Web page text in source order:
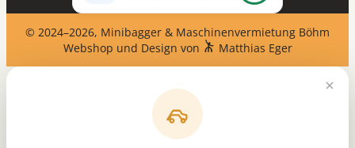
© 2024–2026, Minibagger & Maschinenvermietung Böhm
Webshop und Design von
Matthias Eger